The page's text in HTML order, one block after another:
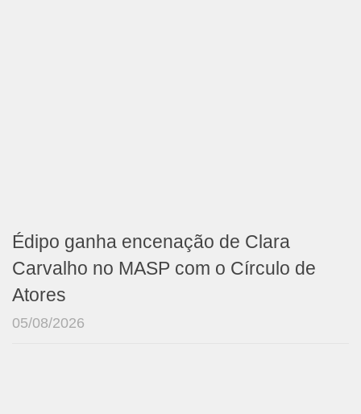
Édipo ganha encenação de Clara
Carvalho no MASP com o Círculo de
Atores
05/08/2026